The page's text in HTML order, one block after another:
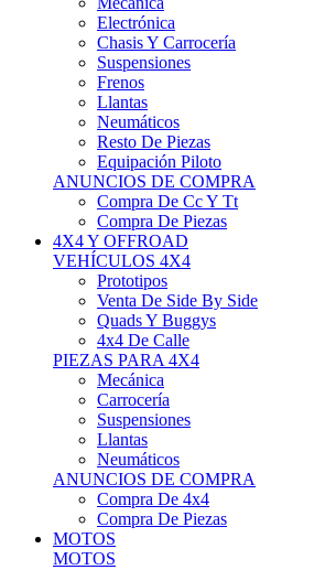
Chasis Y Carrocería
Suspensiones
Frenos
Llantas
Neumáticos
Resto De Piezas
Equipación Piloto
ANUNCIOS DE COMPRA
Compra De Cc Y Tt
Compra De Piezas
4X4 Y OFFROAD
VEHÍCULOS 4X4
Prototipos
Venta De Side By Side
Quads Y Buggys
4x4 De Calle
PIEZAS PARA 4X4
Mecánica
Carrocería
Suspensiones
Llantas
Neumáticos
ANUNCIOS DE COMPRA
Compra De 4x4
Compra De Piezas
MOTOS
MOTOS
Motos De Circuito